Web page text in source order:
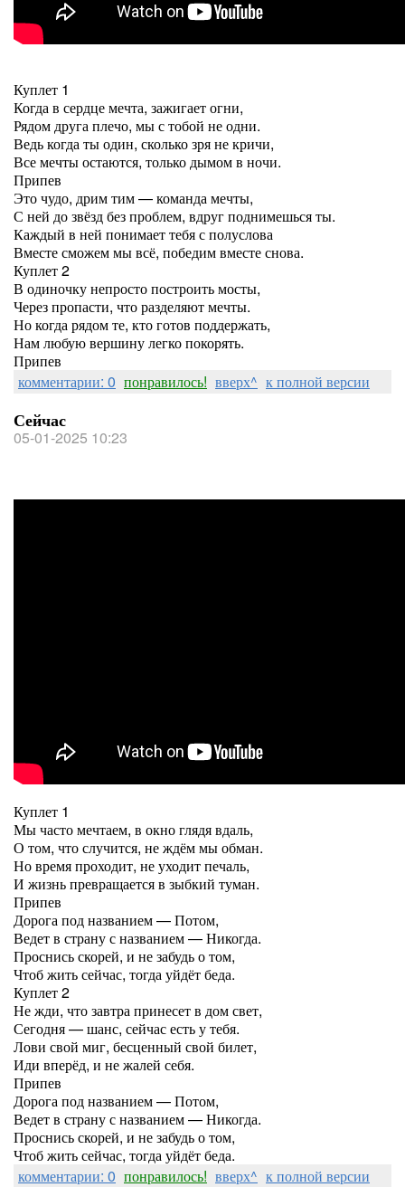
Куплет 1
Когда в сердце мечта, зажигает огни,
Рядом друга плечо, мы с тобой не одни.
Ведь когда ты один, сколько зря не кричи,
Все мечты остаются, только дымом в ночи.
Припев
Это чудо, дрим тим — команда мечты,
С ней до звёзд без проблем, вдруг поднимешься ты.
Каждый в ней понимает тебя с полуслова
Вместе сможем мы всё, победим вместе снова.
Куплет 2
В одиночку непросто построить мосты,
Через пропасти, что разделяют мечты.
Но когда рядом те, кто готов поддержать,
Нам любую вершину легко покорять.
Припев
комментарии: 0 понравилось! вверх^ к полной версии
Сейчас
05-01-2025 10:23
Куплет 1
Мы часто мечтаем, в окно глядя вдаль,
О том, что случится, не ждём мы обман.
Но время проходит, не уходит печаль,
И жизнь превращается в зыбкий туман.
Припев
Дорога под названием — Потом,
Ведет в страну с названием — Никогда.
Проснись скорей, и не забудь о том,
Чтоб жить сейчас, тогда уйдёт беда.
Куплет 2
Не жди, что завтра принесет в дом свет,
Сегодня — шанс, сейчас есть у тебя.
Лови свой миг, бесценный свой билет,
Иди вперёд, и не жалей себя.
Припев
Дорога под названием — Потом,
Ведет в страну с названием — Никогда.
Проснись скорей, и не забудь о том,
Чтоб жить сейчас, тогда уйдёт беда.
комментарии: 0 понравилось! вверх^ к полной версии